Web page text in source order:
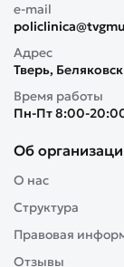
e-mail
Тверь,
Адрес
Пн-Пт 8:00-
Время работы
Об
О нас
Структура
Правовая
Отзывы